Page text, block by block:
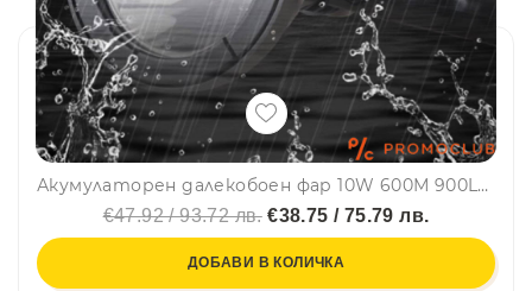
Акумулаторен далекобоен фар 10W 600М 900LM 6400K
€47.92 / 93.72 лв.€38.75 / 75.79 лв.
ДОБАВИ В КОЛИЧКА